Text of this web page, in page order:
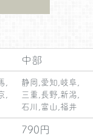
中部
,
,
静岡,愛知,岐阜,
三重,長野,新潟,
石川,富山,福井
790円